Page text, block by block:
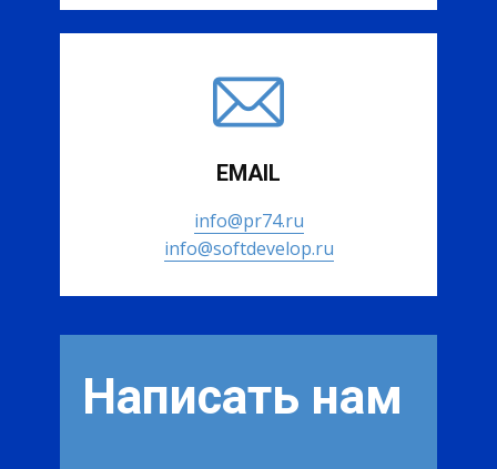
EMAIL
info@pr74.ru
info@softdevelop.ru
Написать нам